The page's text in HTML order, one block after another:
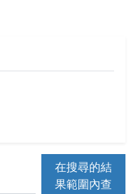
在搜尋的結
果範圍內查